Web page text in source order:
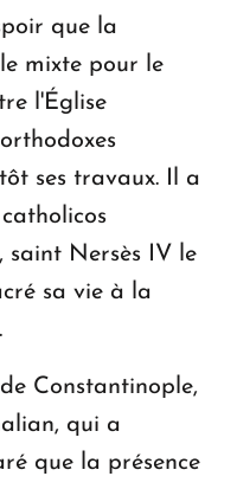
que la
mixte pour le
l'Église
ses travaux. Il a
saint Nersès IV le
sa vie à la
Constantinople,
qui a
que la présence